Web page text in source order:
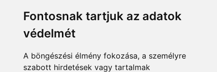
Fontosnak tartjuk az adatok
védelmét
A böngészési élmény fokozása, a személyre
szabott hirdetések vagy tartalmak